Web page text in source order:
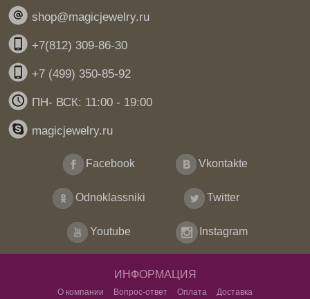
shop@magicjewelry.ru
+7(812) 309-86-30
+7 (499) 350-85-92
ПН- ВСК: 11:00 - 19:00
magicjewelry.ru
Facebook Vkontakte
Odnoklassniki Twitter
Youtube Instagram
ИНФОРМАЦИЯ
О компании Вопрос-ответ Оплата Доставка